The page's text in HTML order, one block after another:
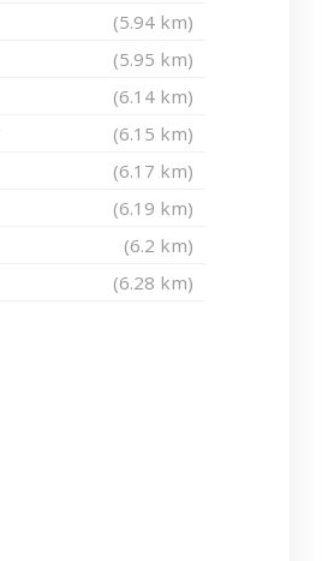
(5.94 km)
(5.95 km)
(6.14 km)
(6.15 km)
(6.17 km)
(6.19 km)
(6.2 km)
(6.28 km)